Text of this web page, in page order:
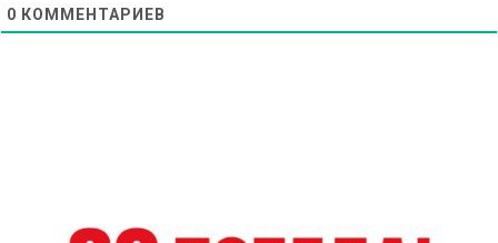
0 КОММЕНТАРИЕВ